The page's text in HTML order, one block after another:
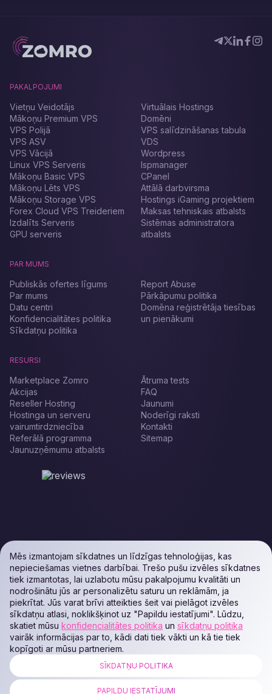
PAKALPOJUMI
Vietņu Veidotājs
Mākoņu Premium VPS
VPS Polijā
VPS ASV
VPS Vācijā
Linux VPS Serveris
Mākoņu Basic VPS
Mākoņu Lēts VPS
Mākoņu Storage VPS
Forex Cloud VPS Treideriem
Izdalīts Serveris
GPU serveris
Virtuālais Hostings
Domēni
VPS salīdzināšanas tabula
VDS
Wordpress
Ispmanager
CPanel
Attālā darbvirsma
Hostings iGaming projektiem
Maksas tehniskais atbalsts
Sistēmas administratora
atbalsts
PAR MUMS
Publiskās ofertes līgums
Par mums
Datu centri
Konfidencialitātes politika
Sīkdatņu politika
Report Abuse
Pārkāpumu politika
Domēna reģistrētāja tiesības
un pienākumi
RESURSI
Marketplace Zomro
Akcijas
Reseller Hosting
Hostinga un serveru
vairumtirdzniecība
Referālā programma
Jaunuzņēmumu atbalsts
Ātruma tests
FAQ
Jaunumi
Noderīgi raksti
Kontakti
Sitemap
ALL RIGHTS RESERVED. Podaon SIA (Id: 40103450338) & WEEM TECH
Mēs izmantojam sīkdatnes un līdzīgas tehnoloģijas, kas
nepieciešamas vietnes darbībai. Trešo pušu izvēles sīkdatnes
tiek izmantotas, lai uzlabotu mūsu pakalpojumu kvalitāti un
nodrošinātu jūs ar personalizētu saturu un reklāmām, ja
piekrītat. Jūs varat brīvi atteikties šeit vai pielāgot izvēles
sīkdatņu atlasi, noklikšķinot uz "Papildu iestatījumi". Lūdzu,
skatiet mūsu konfidencialitātes politika un sīkdatņu politika
vairāk informācijas par to, kādi dati tiek vākti un kā tie tiek
kopīgoti ar mūsu partneriem.
SĪKDATŅU POLITIKA
PAPILDU IESTATĪJUMI